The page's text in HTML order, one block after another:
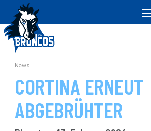
News
CORTINA ERNEUT
ABGEBRÜHTER